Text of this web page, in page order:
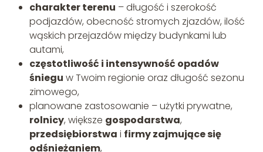
charakter terenu – długość i szerokość
podjazdów, obecność stromych zjazdów, ilość
wąskich przejazdów między budynkami lub
autami,
częstotliwość i intensywność opadów
śniegu w Twoim regionie oraz długość sezonu
zimowego,
planowane zastosowanie – użytki prywatne,
rolnicy, większe gospodarstwa,
przedsiębiorstwa i firmy zajmujące się
odśnieżaniem,